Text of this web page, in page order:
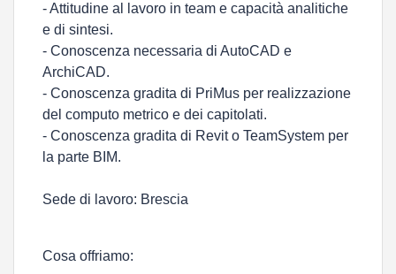
- Attitudine al lavoro in team e capacità analitiche
e di sintesi.
- Conoscenza necessaria di AutoCAD e
ArchiCAD.
- Conoscenza gradita di PriMus per realizzazione
del computo metrico e dei capitolati.
- Conoscenza gradita di Revit o TeamSystem per
la parte BIM.
Sede di lavoro: Brescia
Cosa offriamo: